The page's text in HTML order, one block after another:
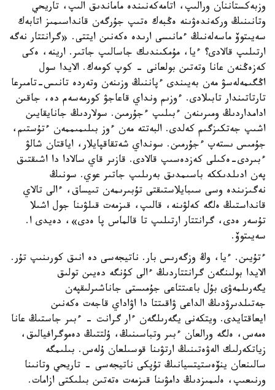
وزبەكستاننان ورالىپ، اتامەكەنىندە ماماندىق الىپ، تاريحي
وتانىنىڭ وركەندەۋىنە ەڭبەك ەتىپ جۇرگەن قانداسىمىز اتابەك
سەيىتوۆ ماسەلەنىڭ ءمانىسى ارىدە ەكەنىن ايتتى. «گرانتتار نەگە
ارتىلىپ قالادى؟ ءيا، مۇمكىندىك جاسالىپ جاتىر. ارينە، ەكى
كەزەڭنەن عانا وتەتىن بولعانى - كوپ كومەك. الايدا سول
اڭگىمەلەسۋ مەن بەيىندى ءپاننىڭ وزىنەن وتەردە تانىس-تامىرعا
تارتاتىندار تابىلادى. ءوزىم ونداي قاعاجۋ كورمەسەم دە، جاقىن
ادامداردىڭ ومىرىنەن ءبىلىپ ءجۇرمىن. سولاردىڭ جانايقايىن
اشىپ جەتكىزگىم كەلدى. البەتتە مەن ءوز بىلىمىممەن ءتۇستىم،
جۇمىس ىستەپ ءجۇرمىن. سونداي شەتقاقپايلار، اياقتان شالۋ
ءبىردى-ەكىلى كەزدەسىپ قالادى. قازىر قاي سالادا دا اشىقتىق
پەن ادىلدىككە باسىمدىق بەرىلىپ جاتىر عوي. سونىڭ
نەگىزىندە وسى سىبايلاستىقتى تۇبىرىمەن تىيساق، ءالى تالاي
قانداستىڭ ەلگە كەلۋىنە، قالىپ، قىزمەت قىلۋىنا جول اشىلا
تۇسەر ەدى، گرانتتار ارتىلىپ تا قالماس پا ەدى»، دەيدى ا.
سەيىتوۆ.
ءتۇيىن. ءيا، وڭ وزگەرىس بار. ناتيجەسى دە انىق كورىنىپ تۇر.
الايدا بولىنگەن گرانتتاردىڭ ءالى كۇنگە دەيىن تولىق
يگەرىلمەۋى بۇل باعىتتاعى جۇمىستى جاناشىرلىقپەن
جەتىلدىرۋدىڭ الداعى ۋاقىتتا دا اۋاداي قاجەت ەكەنىن
ايعاقتايدى. ويتكەنى يگەرىلگەن ءار گرانت - ءبىر جاستىڭ عانا
ەمەس، ەلگە ورالعان ءبىر وتباسىنىڭ، ۇلتتىڭ دەموگرافيالىق،
زياتكەرلىك الەۋەتىنىڭ ارتۋىنا قوسىلعان ۇلەس. بىلىمگە
سالىنعان ينۆەستيتسيانىڭ تۇپكى ناتيجەسى - تاريحي وتانىنا
ورنىعىپ، ەلىمىزدىڭ دامۋىنا قىزمەت ەتەتىن بىلىكتى ازامات.